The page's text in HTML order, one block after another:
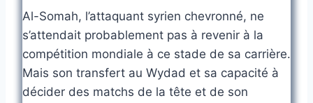
Al-Somah, l’attaquant syrien chevronné, ne
s’attendait probablement pas à revenir à la
compétition mondiale à ce stade de sa carrière.
Mais son transfert au Wydad et sa capacité à
décider des matchs de la tête et de son